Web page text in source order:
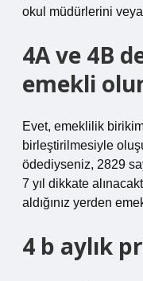
okul müdürlerini
4A ve 4B
emekli
Evet, emeklilik
birleştirilmesiyle
ödediyseniz, 2829
7 yıl dikkate
aldığınız yerden
4 b aylık